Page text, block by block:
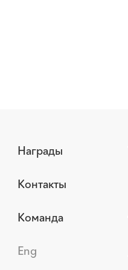
Награды
Контакты
Команда
Eng